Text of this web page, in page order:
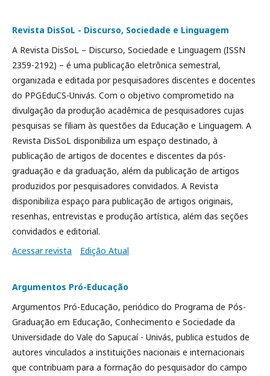
Revista DisSoL - Discurso, Sociedade e Linguagem
A Revista DisSoL – Discurso, Sociedade e Linguagem (ISSN
2359-2192) – é uma publicação eletrônica semestral,
organizada e editada por pesquisadores discentes e docentes
do PPGEduCS-Univás. Com o objetivo comprometido na
divulgação da produção acadêmica de pesquisadores cujas
pesquisas se filiam às questões da Educação e Linguagem. A
Revista DisSoL disponibiliza um espaço destinado, à
publicação de artigos de docentes e discentes da pós-
graduação e da graduação, além da publicação de artigos
produzidos por pesquisadores convidados. A Revista
disponibiliza espaço para publicação de artigos originais,
resenhas, entrevistas e produção artística, além das seções
convidados e editorial.
Acessar revista
Edição Atual
Argumentos Pró-Educação
Argumentos Pró-Educação, periódico do Programa de Pós-
Graduação em Educação, Conhecimento e Sociedade da
Universidade do Vale do Sapucaí - Univás, publica estudos de
autores vinculados a instituições nacionais e internacionais
que contribuam para a formação do pesquisador do campo